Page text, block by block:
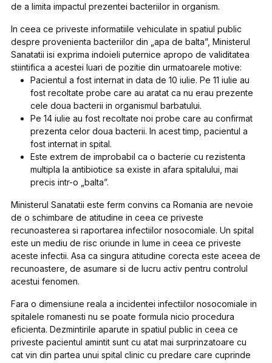
de a limita impactul prezentei bacteriilor in organism.
In ceea ce priveste informatiile vehiculate in spatiul public
despre provenienta bacteriilor din „apa de balta”, Ministerul
Sanatatii isi exprima indoieli puternice apropo de validitatea
stiintifica a acestei luari de pozitie din urmatoarele motive:
Pacientul a fost internat in data de 10 iulie. Pe 11 iulie au
fost recoltate probe care au aratat ca nu erau prezente
cele doua bacterii in organismul barbatului.
Pe 14 iulie au fost recoltate noi probe care au confirmat
prezenta celor doua bacterii. In acest timp, pacientul a
fost internat in spital.
Este extrem de improbabil ca o bacterie cu rezistenta
multipla la antibiotice sa existe in afara spitalului, mai
precis intr-o „balta”.
Ministerul Sanatatii este ferm convins ca Romania are nevoie
de o schimbare de atitudine in ceea ce priveste
recunoasterea si raportarea infectiilor nosocomiale. Un spital
este un mediu de risc oriunde in lume in ceea ce priveste
aceste infectii. Asa ca singura atitudine corecta este aceea de
recunoastere, de asumare si de lucru activ pentru controlul
acestui fenomen.
Fara o dimensiune reala a incidentei infectiilor nosocomiale in
spitalele romanesti nu se poate formula nicio procedura
eficienta. Dezmintirile aparute in spatiul public in ceea ce
priveste pacientul amintit sunt cu atat mai surprinzatoare cu
cat vin din partea unui spital clinic cu predare care cuprinde